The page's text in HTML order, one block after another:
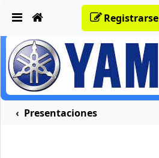
Registrarse
Presentaciones